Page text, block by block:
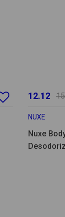
12.12
NUXE
Nuxe